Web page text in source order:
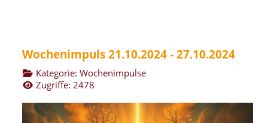
Wochenimpuls 21.10.2024 - 27.10.2024
Kategorie: Wochenimpulse
Zugriffe: 2478